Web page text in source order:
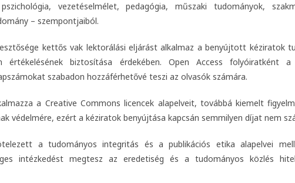
vezetéselmélet, pedagógia, műszaki tudományok,
– szempontjaiból.
kettős vak lektorálási eljárást alkalmaz a benyújtott kéziratok
értékelésének biztosítása érdekében. Open Access folyóiratként a
szabadon hozzáférhetővé teszi az olvasók számára.
a Creative Commons licencek alapelveit, továbbá kiemelt
védelmére, ezért a kéziratok benyújtása kapcsán semmilyen díjat nem
a tudományos integritás és a publikációs etika alapelvei
intézkedést megtesz az eredetiség és a tudományos közlés